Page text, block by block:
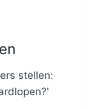
stellen: